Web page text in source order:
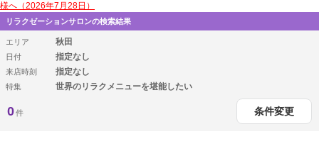
様へ（2026年7月28日）
リラクゼーションサロンの検索結果
エリア 秋田
日付 指定なし
来店時刻 指定なし
特集 世界のリラクメニューを堪能したい
0件 条件変更